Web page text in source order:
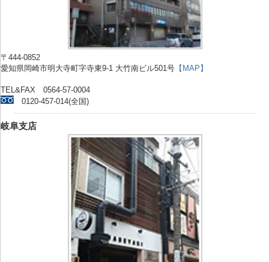
〒444-0852
愛知県岡崎市明大寺町字寺東9-1 大竹南ビル501号 【MAP】
TEL&FAX 0564-57-0004
0120-457-014(全国)
岐阜支店